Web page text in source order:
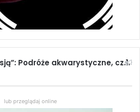
Ów swoisty
kończy się
dla wszystkich
wraz z
pory suchej i szybkim
zbiornika.
Podróże akwarystyczne, cz.1.
lub przeglądaj online